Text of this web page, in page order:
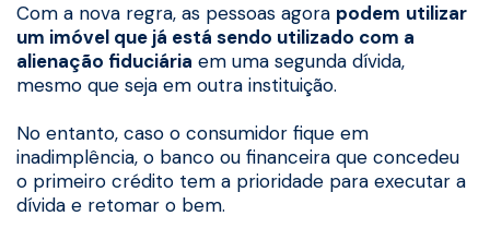
Com a nova regra, as pessoas agora podem utilizar
um imóvel que já está sendo utilizado com a
alienação fiduciária em uma segunda dívida,
mesmo que seja em outra instituição.
No entanto, caso o consumidor fique em
inadimplência, o banco ou financeira que concedeu
o primeiro crédito tem a prioridade para executar a
dívida e retomar o bem.